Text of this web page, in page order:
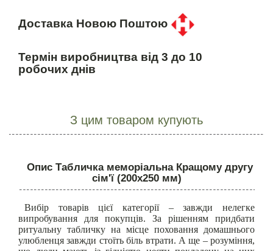
Доставка Новою Поштою
Термін виробництва від 3 до 10
робочих днів
З цим товаром купують
Опис Табличка меморіальна Кращому другу
сім'ї (200х250 мм)
Вибір товарів цієї категорії – завжди нелегке
випробування для покупців. За рішенням придбати
ритуальну табличку на місце поховання домашнього
улюбленця завжди стоїть біль втрати. А ще – розуміння,